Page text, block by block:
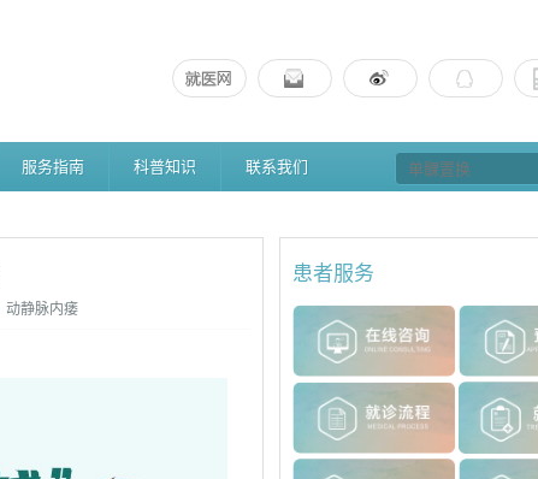
服务指南 科普知识 联系我们
动静脉内痿
患者服务